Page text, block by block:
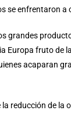
se enfrentaron
grandes
Europa fruto de
acaparan
reducción de la